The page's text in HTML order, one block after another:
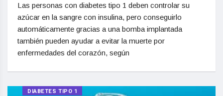
Las personas con diabetes tipo 1 deben controlar su
azúcar en la sangre con insulina, pero conseguirlo
automáticamente gracias a una bomba implantada
también pueden ayudar a evitar la muerte por
enfermedades del corazón, según
DIABETES TIPO 1